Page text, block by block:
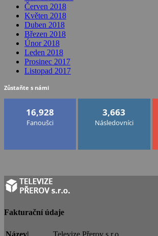
Červen 2018
Květen 2018
Duben 2018
Březen 2018
Únor 2018
Leden 2018
Prosinec 2017
Listopad 2017
Zůstaňte s námi
16,928
Fanoušci
3,663
Následovníci
Fakturační údaje
Název| Televize Přerov s.r.o.